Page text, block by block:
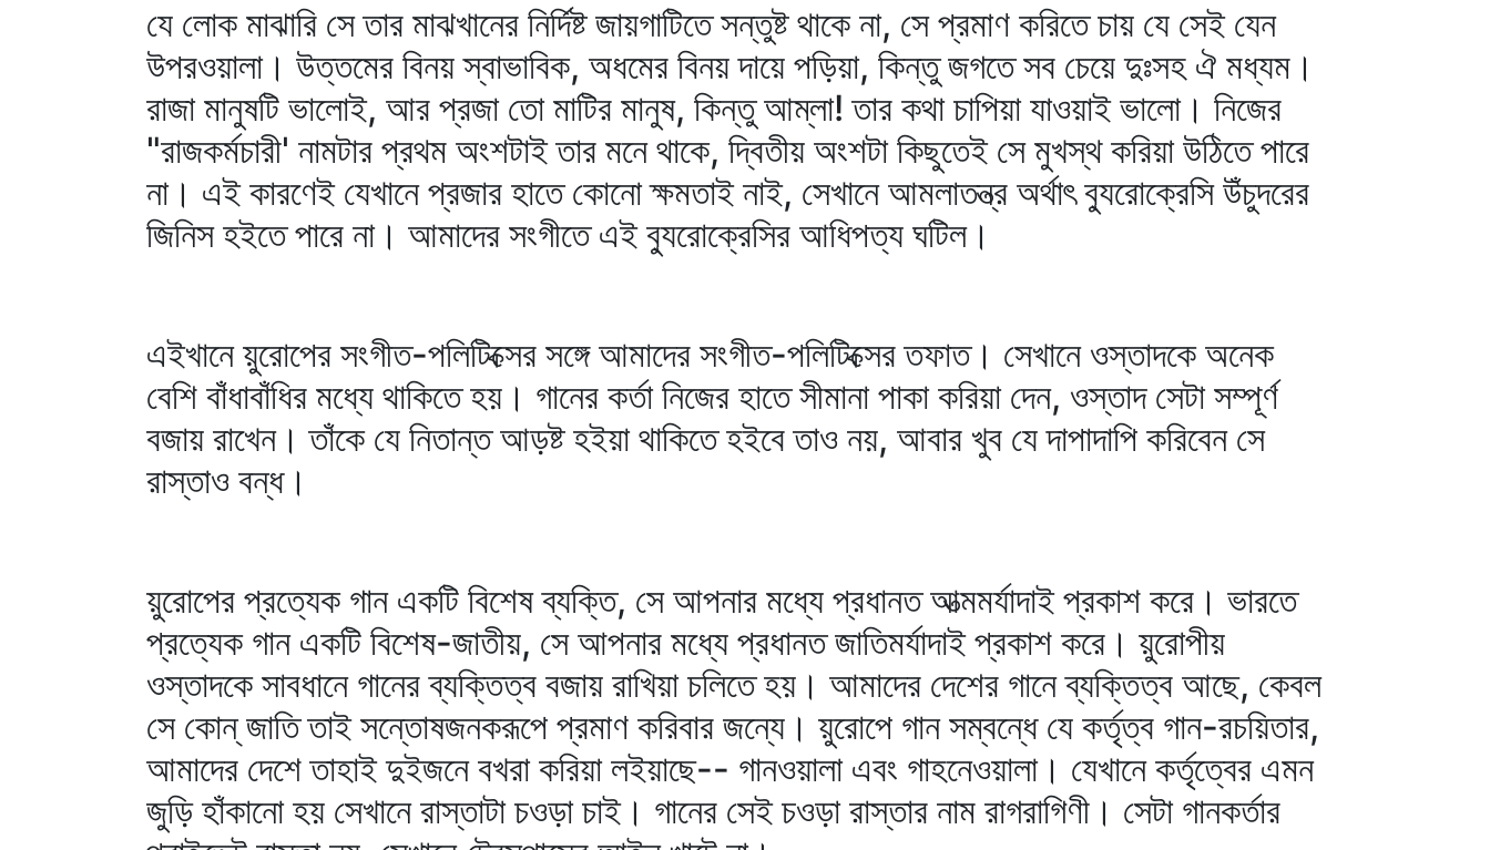
যে লোক মাঝারি সে তার মাঝখানের নির্দিষ্ট জায়গাটিতে সন্তুষ্ট থাকে না, সে প্রমাণ করিতে চায় যে সেই যেন
উপরওয়ালা। উত্তমের বিনয় স্বাভাবিক, অধমের বিনয় দায়ে পড়িয়া, কিন্তু জগতে সব চেয়ে দুঃসহ ঐ মধ্যম।
রাজা মানুষটি ভালোই, আর প্রজা তো মাটির মানুষ, কিন্তু আম্‌লা! তার কথা চাপিয়া যাওয়াই ভালো। নিজের
"রাজকর্মচারী' নামটার প্রথম অংশটাই তার মনে থাকে, দ্বিতীয় অংশটা কিছুতেই সে মুখস্থ করিয়া উঠিতে পারে
না। এই কারণেই যেখানে প্রজার হাতে কোনো ক্ষমতাই নাই, সেখানে আমলাতন্ত্র অর্থাৎ ব্যুরোক্রেসি উঁচুদরের
জিনিস হইতে পারে না। আমাদের সংগীতে এই ব্যুরোক্রেসির আধিপত্য ঘটিল।
এইখানে য়ুরোপের সংগীত-পলিটিক্সের সঙ্গে আমাদের সংগীত-পলিটিক্সের তফাত। সেখানে ওস্তাদকে অনেক
বেশি বাঁধাবাঁধির মধ্যে থাকিতে হয়। গানের কর্তা নিজের হাতে সীমানা পাকা করিয়া দেন, ওস্তাদ সেটা সম্পূর্ণ
বজায় রাখেন। তাঁকে যে নিতান্ত আড়ষ্ট হইয়া থাকিতে হইবে তাও নয়, আবার খুব যে দাপাদাপি করিবেন সে
রাস্তাও বন্ধ।
য়ুরোপের প্রত্যেক গান একটি বিশেষ ব্যক্তি, সে আপনার মধ্যে প্রধানত আত্মমর্যাদাই প্রকাশ করে। ভারতে
প্রত্যেক গান একটি বিশেষ-জাতীয়, সে আপনার মধ্যে প্রধানত জাতিমর্যাদাই প্রকাশ করে। য়ুরোপীয়
ওস্তাদকে সাবধানে গানের ব্যক্তিত্ব বজায় রাখিয়া চলিতে হয়। আমাদের দেশের গানে ব্যক্তিত্ব আছে, কেবল
সে কোন্‌ জাতি তাই সন্তোষজনকরূপে প্রমাণ করিবার জন্যে। য়ুরোপে গান সম্বন্ধে যে কর্তৃত্ব গান-রচয়িতার,
আমাদের দেশে তাহাই দুইজনে বখরা করিয়া লইয়াছে-- গানওয়ালা এবং গাহনেওয়ালা। যেখানে কর্তৃত্বের এমন
জুড়ি হাঁকানো হয় সেখানে রাস্তাটা চওড়া চাই। গানের সেই চওড়া রাস্তার নাম রাগরাগিণী। সেটা গানকর্তার